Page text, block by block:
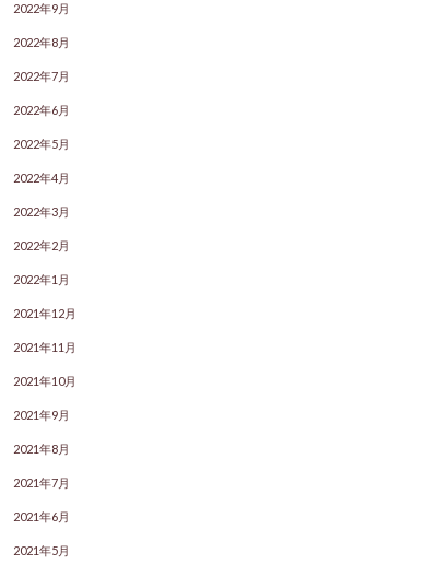
2022年9月
2022年8月
2022年7月
2022年6月
2022年5月
2022年4月
2022年3月
2022年2月
2022年1月
2021年12月
2021年11月
2021年10月
2021年9月
2021年8月
2021年7月
2021年6月
2021年5月